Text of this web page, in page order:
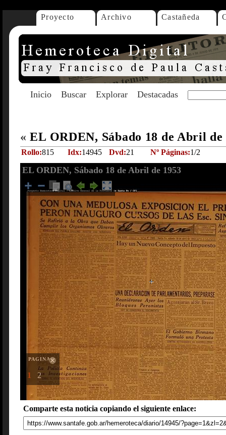
Proyecto Archivo Castañeda
Inicio Buscar Explorar Destacadas
« EL ORDEN, Sábado 18 de Abril
Rollo:815 Idx:14945 Dvd:21 Nº Páginas:1/2
EL ORDEN, Sábado 18 de Abril de 1953
PAGINAS
1 2
Comparte esta noticia copiando el siguiente enlace: